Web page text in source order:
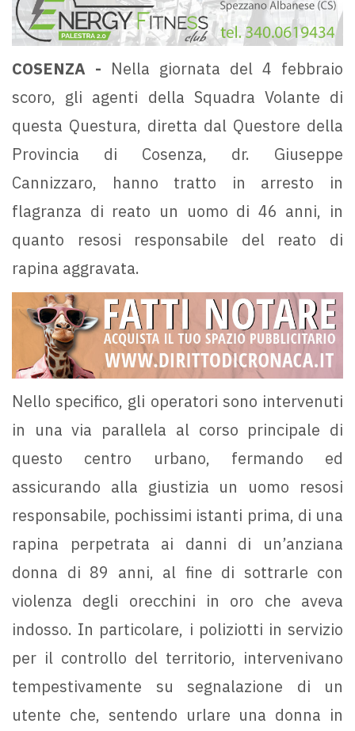
COSENZA - Nella giornata del 4 febbraio
scoro, gli agenti della Squadra Volante di
questa Questura, diretta dal Questore della
Provincia di Cosenza, dr. Giuseppe
Cannizzaro, hanno tratto in arresto in
flagranza di reato un uomo di 46 anni, in
quanto resosi responsabile del reato di
rapina aggravata.
Nello specifico, gli operatori sono intervenuti
in una via parallela al corso principale di
questo centro urbano, fermando ed
assicurando alla giustizia un uomo resosi
responsabile, pochissimi istanti prima, di una
rapina perpetrata ai danni di un’anziana
donna di 89 anni, al fine di sottrarle con
violenza degli orecchini in oro che aveva
indosso. In particolare, i poliziotti in servizio
per il controllo del territorio, intervenivano
tempestivamente su segnalazione di un
utente che, sentendo urlare una donna in